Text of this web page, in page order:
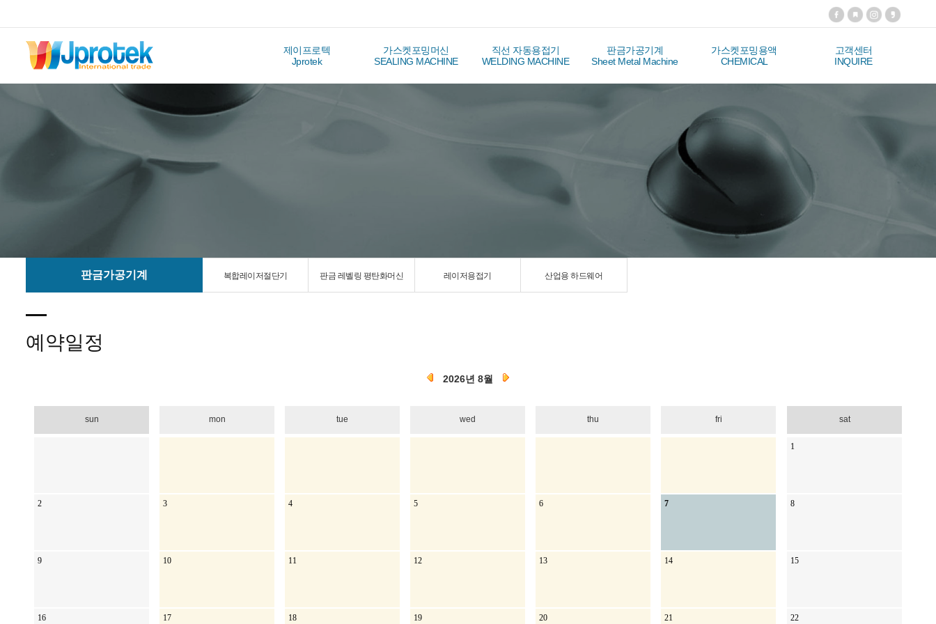
제이프로텍
Jprotek
가스켓포밍머신
SEALING MACHINE
직선 자동용접기
WELDING MACHINE
판금가공기계
Sheet Metal Machine
가스켓포밍용액
CHEMICAL
고객센터
INQUIRE
판금가공기계 복합레이저절단기 판금 레벨링 평탄화머신 레이저용접기 산업용 하드웨어
예약일정
2026년 8월
sun mon tue wed thu fri sat
1
2 3 4 5 6 7 8
9 10 11 12 13 14 15
16 17 18 19 20 21 22